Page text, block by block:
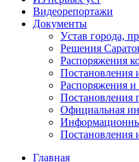
Видеорепортажи
Документы
Уcтав города,
Решения
Распоряжения
Постановления
Распоряжения и
Постановления
Официальная
Постановления
Главная